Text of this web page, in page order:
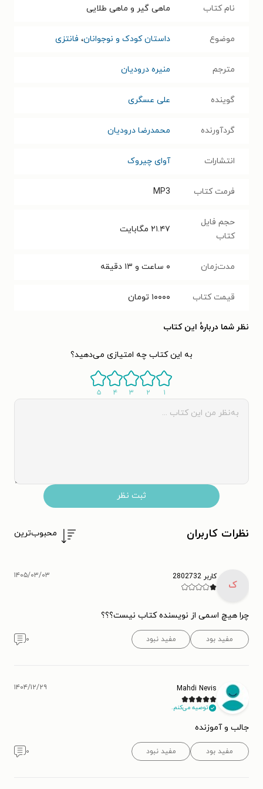
نام کتاب ماهی گیر و ماهی طلایی
موضوع داستان کودک و نوجوانان، فانتزی
مترجم منیره درودیان
گوینده علی عسگری
گردآورنده محمدرضا درودیان
انتشارات آوای چیروک
فرمت کتاب MP3
حجم فایل
کتاب
۲۱.۴۷ مگابایت
مدت‌زمان ۰ ساعت و ۱۳ دقیقه
قیمت کتاب ۱۰۰۰۰ تومان
نظر شما دربارهٔ این کتاب
به این کتاب چه امتیازی می‌دهید؟
۱ ۲ ۳ ۴ ۵
ثبت نظر
نظرات کاربران محبوب‌ترین
ک
کاربر 2802732 ۱۴۰۵/۰۳/۰۳
چرا هیچ اسمی از نویسنده کتاب نیست؟؟؟
مفید بود مفید نبود ۰
Mahdi Nevis
توصیه می‌کنم.
۱۴۰۴/۱۲/۲۹
جالب و آموزنده
مفید بود مفید نبود ۰